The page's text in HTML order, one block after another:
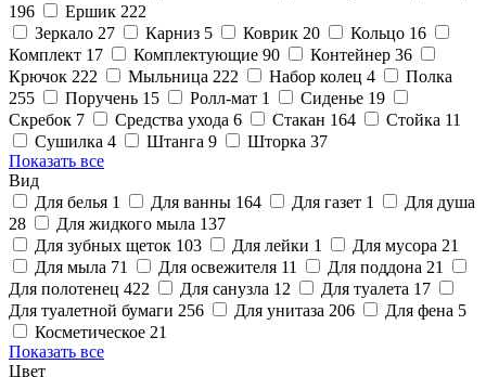
196
Ершик 222
Зеркало 27 Карниз 5 Коврик 20 Кольцо 16
Комплект 17 Комплектующие 90 Контейнер 36
Крючок 222 Мыльница 222 Набор колец 4
Полка
255
Поручень 15 Ролл-мат 1 Сиденье 19
Скребок 7 Средства ухода 6 Стакан 164 Стойка 11
Сушилка 4 Штанга 9 Шторка 37
Показать все
Вид
Для белья 1 Для ванны 164 Для газет 1
Для душа
28
Для жидкого мыла 137
Для зубных щеток 103 Для лейки 1 Для мусора 21
Для мыла 71 Для освежителя 11 Для поддона 21
Для полотенец 422 Для санузла 12 Для туалета 17
Для туалетной бумаги 256 Для унитаза 206 Для фена 5
Косметическое 21
Показать все
Цвет